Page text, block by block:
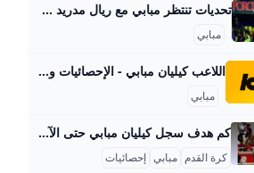
تحديات تنتظر مبابي مع ريال مدريد في الموسم الجديد النهار خاصة بعد حصوله على القميص رقم 10 الذي طالما حلم بارتدائه الجريدة مواقعنا لبنان عربي بودكاست تسجيل الدخول اشترك - الرئيسية عيش لبنان اقتصاد وأعمال تحقيقات مقالات كتاب النهار آراء منبر كتاب النهار 18-08-2025 | 05:42 ما حقيقة تصفية “حزب الله”… وفك ارتباطه بـ"أمل"؟ كتاب النهار 18-08-2025 | 05:40 قاسم يرفع الصوت الإيراني لتسمع واشنطن رياضة كرة قدم كرة سلة كرة مضرب رياضة ميكانيكية ألعاب قتالية الغولف رياضات أخرى رياضة 20-08-2025 | 17:45 لبنان يعتلي منصات التتويج في البطولة الآسيوية للجودو رياضة 20-08-2025 | 15:01 بعد العناق والقبلة بين محمد صلاح وأليسيا روسو… من هي النجمة الإنكليزية؟ (صور وفيديو)
مبابي
اللاعب كيليان مبابي - الإحصائيات والسيرة الذاتية كووورة تعرف على إحصائيات ، بما في ذلك الملف الشخصي، وسجل المباريات، والإنجازات والمزيد. ريال مدريد فرنساالجنسية10رقم القميص20 ديسمبر 1998تاريخ الميلاد26العمرمهاجمالمركز
مبابي
كم هدف سجل كيليان مبابي حتى الآن؟ كيليان مبابي هو من أبرز المهاجمين في تاريخ كرة القدم، حيث سجل حتى الآن أكثر من 400 هدف في مسيرته المذهلة. بدأ مبابي رحلته مع نادي موناكو الذي سجل له 27 هدفًا خلال موسمين فقط، مما ساعد النادي على تحقيق لقب الدوري الفرنسي والوصول لنصف نهائي دوري أبطال أوروبا. بعد ذلك، انضم إلى باريس سان جيرمان حيث أحرز 256 هدفًا، منها 175 هدفًا في الدوري الفرنسي و42 في دوري أبطال أوروبا، ليصبح الهداف التاريخي للنادي.
كرة القدم مبابي إحصائيات